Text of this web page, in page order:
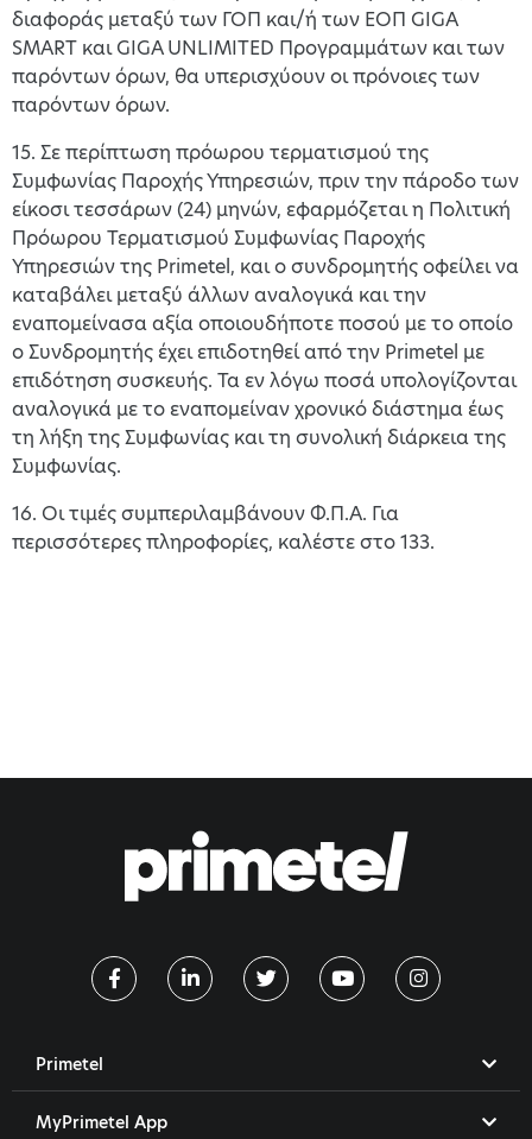
διαφοράς μεταξύ των ΓΟΠ και/ή των ΕΟΠ GIGA
SMART και GIGA UNLIMITED Προγραμμάτων και των
παρόντων όρων, θα υπερισχύουν οι πρόνοιες των
παρόντων όρων.
15. Σε περίπτωση πρόωρου τερματισμού της
Συμφωνίας Παροχής Υπηρεσιών, πριν την πάροδο των
είκοσι τεσσάρων (24) μηνών, εφαρμόζεται η Πολιτική
Πρόωρου Τερματισμού Συμφωνίας Παροχής
Υπηρεσιών της Primetel, και ο συνδρομητής οφείλει να
καταβάλει μεταξύ άλλων αναλογικά και την
εναπομείνασα αξία οποιουδήποτε ποσού με το οποίο
ο Συνδρομητής έχει επιδοτηθεί από την Primetel με
επιδότηση συσκευής. Τα εν λόγω ποσά υπολογίζονται
αναλογικά με το εναπομείναν χρονικό διάστημα έως
τη λήξη της Συμφωνίας και τη συνολική διάρκεια της
Συμφωνίας.
16. Οι τιμές συμπεριλαμβάνουν Φ.Π.Α. Για
περισσότερες πληροφορίες, καλέστε στο 133.
Primetel
MyPrimetel App